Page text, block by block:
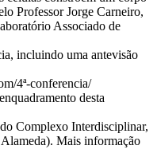
Professor Jorge Carneiro,
Associado de
incluindo uma antevisão
4ª-conferencia/
desta
Complexo Interdisciplinar,
Mais informação